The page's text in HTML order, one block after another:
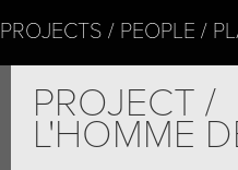
PROJECTS PEOPLE
PROJECT /
L'HOMME